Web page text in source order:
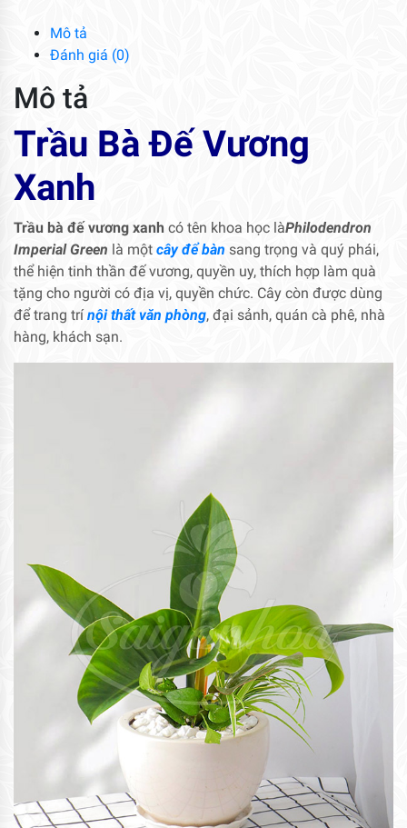
Mô tả
Đánh giá (0)
Mô tả
Trầu Bà Đế Vương
Xanh
Trầu bà đế vương xanh có tên khoa học làPhilodendron
Imperial Green là một cây để bàn sang trọng và quý phái,
thể hiện tinh thần đế vương, quyền uy, thích hợp làm quà
tặng cho người có địa vị, quyền chức. Cây còn được dùng
để trang trínội thất văn phòng, đại sảnh, quán cà phê, nhà
hàng, khách sạn.